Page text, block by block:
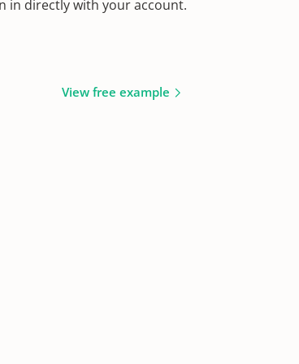
in directly with your account.
View free example